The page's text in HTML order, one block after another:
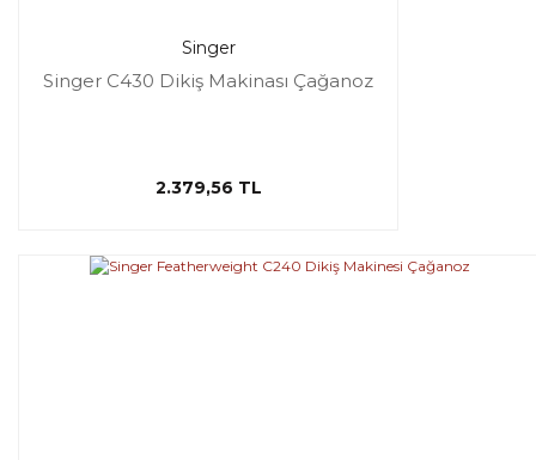
Singer
Singer C430 Dikiş Makinası Çağanoz
2.379,56 TL